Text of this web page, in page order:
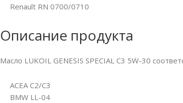
Renault RN 0700/0710
Описание продукта
Масло LUKOIL GENESIS SPECIAL C3 5W-30
ACEA C2/C3
BMW LL-04